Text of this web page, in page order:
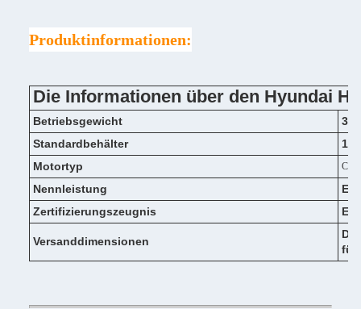
Produktinformationen:
Die Informationen über den Hyundai
Betriebsgewicht
Standardbehälter
1.2
Motortyp
Nennleistung
Zertifizierungszeugnis
Versanddimensionen
für